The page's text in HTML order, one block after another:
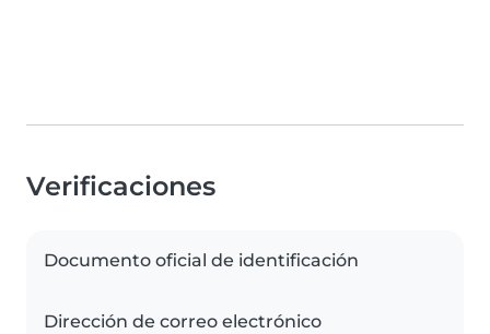
Verificaciones
Documento oficial de identificación
Dirección de correo electrónico